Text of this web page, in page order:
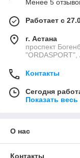
Менее 5
Работает с
г. Астана
проспект
"ORDASPORT",
Контакты
Сегодня
Показать
О нас
Контакты